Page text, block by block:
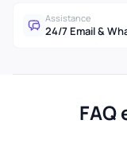
Assistance
24/7 Email &
FAQ